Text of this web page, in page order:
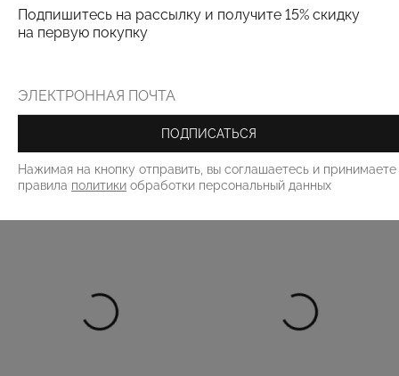
РЕКОМЕНДУЕМ
Подпишитесь на рассылку и получите 15% скидку
на первую покупку
ПОДПИСАТЬСЯ
Нажимая на кнопку отправить, вы соглашаетесь и принимаете
правила политики обработки персональный данных